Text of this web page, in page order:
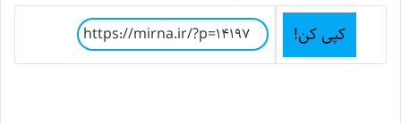
کپی کن!